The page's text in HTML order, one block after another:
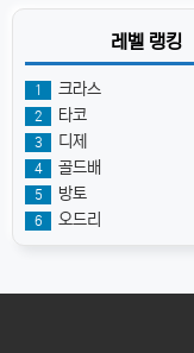
레벨 랭킹
1 크라스
2 타코
3 디제
4 골드배
5 방토
6 오드리